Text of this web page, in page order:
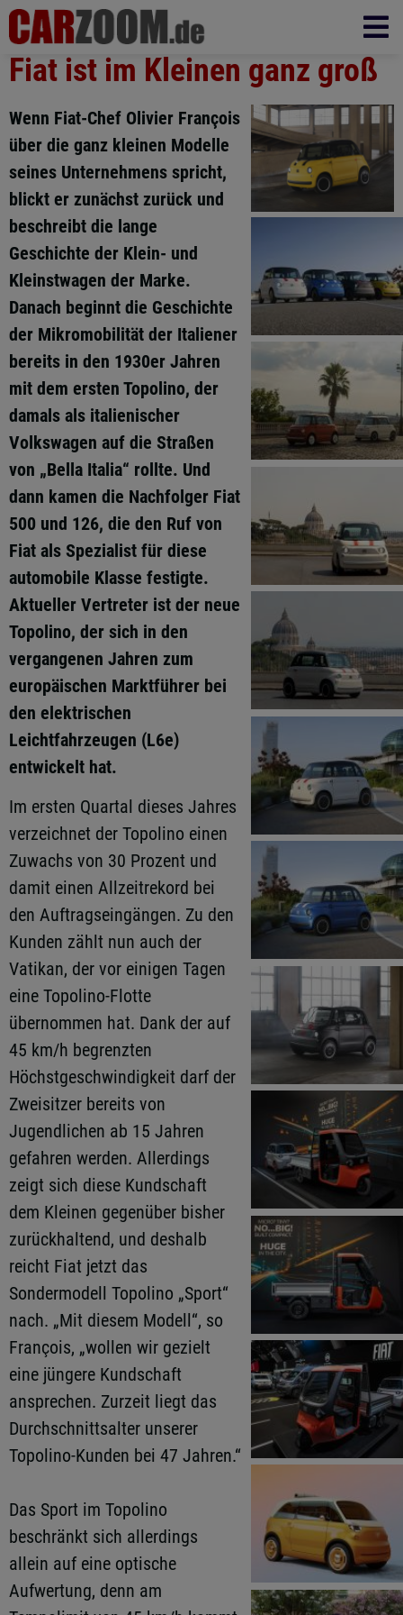
Fiat ist im Kleinen ganz groß
Wenn Fiat-Chef Olivier François
über die ganz kleinen Modelle
seines Unternehmens spricht,
blickt er zunächst zurück und
beschreibt die lange
Geschichte der Klein- und
Kleinstwagen der Marke.
Danach beginnt die Geschichte
der Mikromobilität der Italiener
bereits in den 1930er Jahren
mit dem ersten Topolino, der
damals als italienischer
Volkswagen auf die Straßen
von „Bella Italia“ rollte. Und
dann kamen die Nachfolger Fiat
500 und 126, die den Ruf von
Fiat als Spezialist für diese
automobile Klasse festigte.
Aktueller Vertreter ist der neue
Topolino, der sich in den
vergangenen Jahren zum
europäischen Marktführer bei
den elektrischen
Leichtfahrzeugen (L6e)
entwickelt hat.
Im ersten Quartal dieses Jahres
verzeichnet der Topolino einen
Zuwachs von 30 Prozent und
damit einen Allzeitrekord bei
den Auftragseingängen. Zu den
Kunden zählt nun auch der
Vatikan, der vor einigen Tagen
eine Topolino-Flotte
übernommen hat. Dank der auf
45 km/h begrenzten
Höchstgeschwindigkeit darf der
Zweisitzer bereits von
Jugendlichen ab 15 Jahren
gefahren werden. Allerdings
zeigt sich diese Kundschaft
dem Kleinen gegenüber bisher
zurückhaltend, und deshalb
reicht Fiat jetzt das
Sondermodell Topolino „Sport“
nach. „Mit diesem Modell“, so
François, „wollen wir gezielt
eine jüngere Kundschaft
ansprechen. Zurzeit liegt das
Durchschnittsalter unserer
Topolino-Kunden bei 47 Jahren.“
Das Sport im Topolino
beschränkt sich allerdings
allein auf eine optische
Aufwertung, denn am